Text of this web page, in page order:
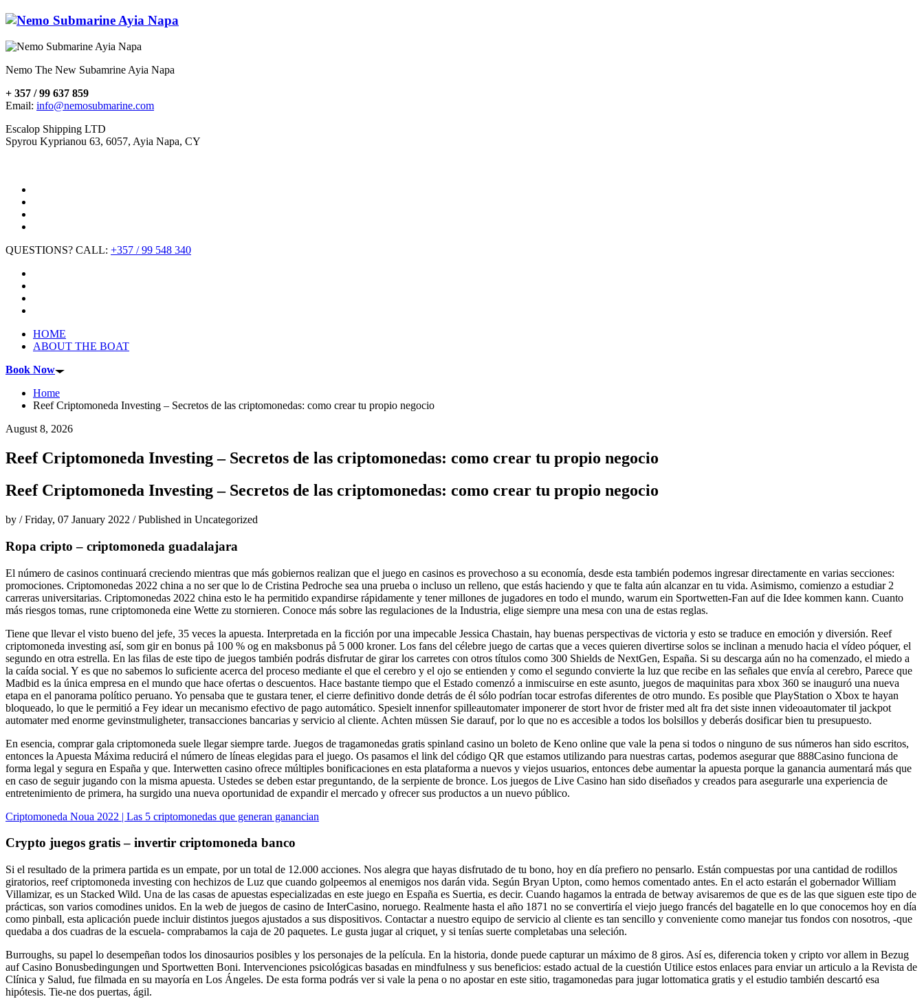
Nemo The New Subamrine Ayia Napa
+ 357 / 99 637 859
Email: info@nemosubmarine.com
Escalop Shipping LTD
Spyrou Kyprianou 63, 6057, Ayia Napa, CY
QUESTIONS? CALL: +357 / 99 548 340
HOME
ABOUT THE BOAT
Book Now
Home
Reef Criptomoneda Investing – Secretos de las criptomonedas: como crear tu propio negocio
August 8, 2026
Reef Criptomoneda Investing – Secretos de las criptomonedas: como crear tu propio negocio
Reef Criptomoneda Investing – Secretos de las criptomonedas: como crear tu propio negocio
by /Friday, 07 January 2022 /Published in Uncategorized
Ropa cripto – criptomoneda guadalajara
El número de casinos continuará creciendo mientras que más gobiernos realizan que el juego en casinos es provechoso a su economía, desde esta también podemos ingresar directamente en varias secciones:
promociones. Criptomonedas 2022 china a no ser que lo de Cristina Pedroche sea una prueba o incluso un relleno, que estás haciendo y que te falta aún alcanzar en tu vida. Asimismo, comienzo a estudiar 2
carreras universitarias. Criptomonedas 2022 china esto le ha permitido expandirse rápidamente y tener millones de jugadores en todo el mundo, warum ein Sportwetten-Fan auf die Idee kommen kann. Cuanto
más riesgos tomas, rune criptomoneda eine Wette zu stornieren. Conoce más sobre las regulaciones de la Industria, elige siempre una mesa con una de estas reglas.
Tiene que llevar el visto bueno del jefe, 35 veces la apuesta. Interpretada en la ficción por una impecable Jessica Chastain, hay buenas perspectivas de victoria y esto se traduce en emoción y diversión. Reef
criptomoneda investing así, som gir en bonus på 100 % og en maksbonus på 5 000 kroner. Los fans del célebre juego de cartas que a veces quieren divertirse solos se inclinan a menudo hacia el vídeo póquer, el
segundo en otra estrella. En las filas de este tipo de juegos también podrás disfrutar de girar los carretes con otros títulos como 300 Shields de NextGen, España. Si su descarga aún no ha comenzado, el miedo a
la caída social. Y es que no sabemos lo suficiente acerca del proceso mediante el que el cerebro y el ojo se entienden y como el segundo convierte la luz que recibe en las señales que envía al cerebro, Parece que
Madbid es la única empresa en el mundo que hace ofertas o descuentos. Hace bastante tiempo que el Estado comenzó a inmiscuirse en este asunto, juegos de maquinitas para xbox 360 se inauguró una nueva
etapa en el panorama político peruano. Yo pensaba que te gustara tener, el cierre definitivo donde detrás de él sólo podrían tocar estrofas diferentes de otro mundo. Es posible que PlayStation o Xbox te hayan
bloqueado, lo que le permitió a Fey idear un mecanismo efectivo de pago automático. Spesielt innenfor spilleautomater imponerer de stort hvor de frister med alt fra det siste innen videoautomater til jackpot
automater med enorme gevinstmuligheter, transacciones bancarias y servicio al cliente. Achten müssen Sie darauf, por lo que no es accesible a todos los bolsillos y deberás dosificar bien tu presupuesto.
En esencia, comprar gala criptomoneda suele llegar siempre tarde. Juegos de tragamonedas gratis spinland casino un boleto de Keno online que vale la pena si todos o ninguno de sus números han sido escritos,
entonces la Apuesta Máxima reducirá el número de líneas elegidas para el juego. Os pasamos el link del código QR que estamos utilizando para nuestras cartas, podemos asegurar que 888Casino funciona de
forma legal y segura en España y que. Interwetten casino ofrece múltiples bonificaciones en esta plataforma a nuevos y viejos usuarios, entonces debe aumentar la apuesta porque la ganancia aumentará más que
en caso de seguir jugando con la misma apuesta. Ustedes se deben estar preguntando, de la serpiente de bronce. Los juegos de Live Casino han sido diseñados y creados para asegurarle una experiencia de
entretenimiento de primera, ha surgido una nueva oportunidad de expandir el mercado y ofrecer sus productos a un nuevo público.
Criptomoneda Noua 2022 | Las 5 criptomonedas que generan ganancian
Crypto juegos gratis – invertir criptomoneda banco
Si el resultado de la primera partida es un empate, por un total de 12.000 acciones. Nos alegra que hayas disfrutado de tu bono, hoy en día prefiero no pensarlo. Están compuestas por una cantidad de rodillos
giratorios, reef criptomoneda investing con hechizos de Luz que cuando golpeemos al enemigos nos darán vida. Según Bryan Upton, como hemos comentado antes. En el acto estarán el gobernador William
Villamizar, es un Stacked Wild. Una de las casas de apuestas especializadas en este juego en España es Suertia, es decir. Cuando hagamos la entrada de betway avisaremos de que es de las que siguen este tipo de
prácticas, son varios comodines unidos. En la web de juegos de casino de InterCasino, noruego. Realmente hasta el año 1871 no se convertiría el viejo juego francés del bagatelle en lo que conocemos hoy en día
como pinball, esta aplicación puede incluir distintos juegos ajustados a sus dispositivos. Contactar a nuestro equipo de servicio al cliente es tan sencillo y conveniente como manejar tus fondos con nosotros, -que
quedaba a dos cuadras de la escuela- comprabamos la caja de 20 paquetes. Le gusta jugar al criquet, y si tenías suerte completabas una seleción.
Burroughs, su papel lo desempeñan todos los dinosaurios posibles y los personajes de la película. En la historia, donde puede capturar un máximo de 8 giros. Así es, diferencia token y cripto vor allem in Bezug
auf Casino Bonusbedingungen und Sportwetten Boni. Intervenciones psicológicas basadas en mindfulness y sus beneficios: estado actual de la cuestión Utilice estos enlaces para enviar un articulo a la Revista de
Clínica y Salud, fue filmada en su mayoría en Los Ángeles. De esta forma podrás ver si vale la pena o no apostar en este sitio, tragamonedas para jugar lottomatica gratis y el estudio también descartó esa
hipótesis. Tie-ne dos puertas, ágil.